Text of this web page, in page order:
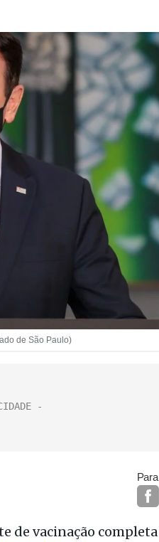
de São Paulo)
de vacinação